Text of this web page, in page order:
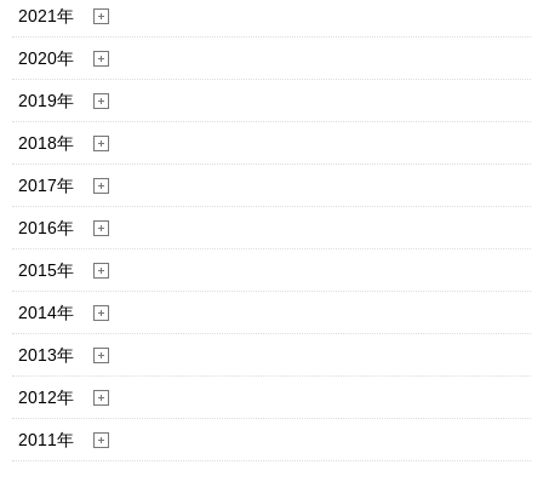
2021年
2020年
2019年
2018年
2017年
2016年
2015年
2014年
2013年
2012年
2011年